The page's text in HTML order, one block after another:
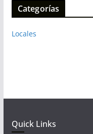
Categorías
Locales
Quick Links